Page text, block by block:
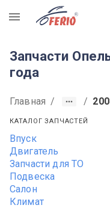
R
Запчасти
года
Главная / /
КАТАЛОГ ЗАПЧАСТЕЙ
Впуск
Двигатель
Запчасти для ТО
Подвеска
Салон
Климат